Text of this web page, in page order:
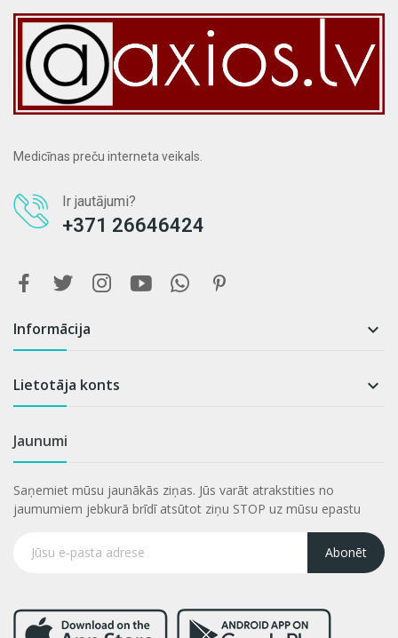
Medicīnas preču interneta veikals.
Ir jautājumi?
+371 26646424
Informācija 
Lietotāja konts 
Jaunumi
Saņemiet mūsu jaunākās ziņas. Jūs varāt atrakstities no
jaumumiem jebkurā brīdī atsūtot ziņu STOP uz mūsu epastu
Abonēt